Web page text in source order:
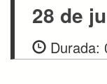
28 de
Durada: